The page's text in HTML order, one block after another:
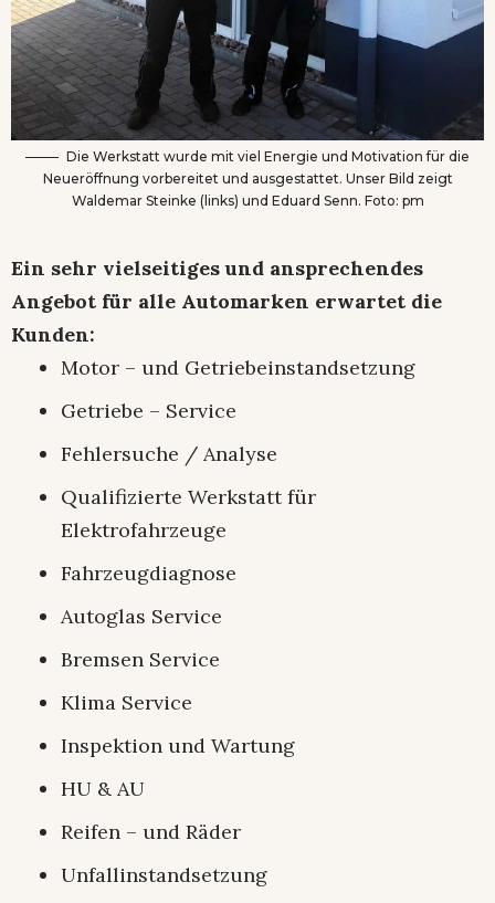
Die Werkstatt wurde mit viel Energie und Motivation für die
Neueröffnung vorbereitet und ausgestattet. Unser Bild zeigt
Waldemar Steinke (links) und Eduard Senn. Foto: pm
Ein sehr vielseitiges und ansprechendes
Angebot für alle Automarken erwartet die
Kunden:
Motor – und Getriebeinstandsetzung
Getriebe – Service
Fehlersuche / Analyse
Qualifizierte Werkstatt für
Elektrofahrzeuge
Fahrzeugdiagnose
Autoglas Service
Bremsen Service
Klima Service
Inspektion und Wartung
HU & AU
Reifen – und Räder
Unfallinstandsetzung